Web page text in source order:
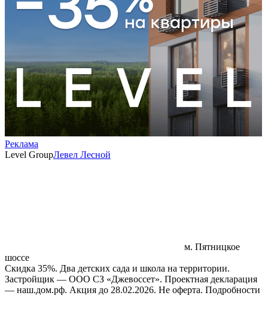
Реклама
Level GroupЛевел Лесной
м. Пятницкое
шоссе
Скидка 35%. Два детских сада и школа на территории.
Застройщик — ООО СЗ «Джевоссет». Проектная декларация
— наш.дом.рф. Акция до 28.02.2026. Не оферта. Подробности